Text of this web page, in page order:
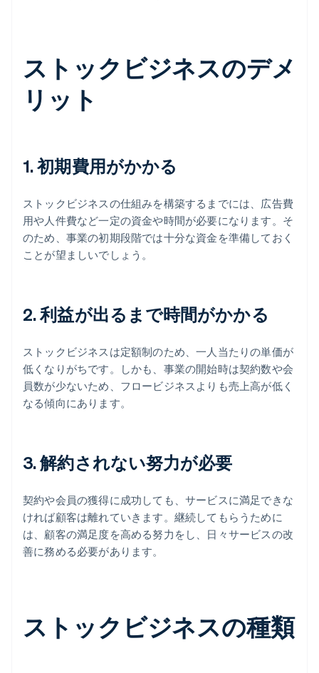
ストックビジネスのデメ
リット
1. 初期費用がかかる
ストックビジネスの仕組みを構築するまでには、広告費
用や人件費など一定の資金や時間が必要になります。そ
のため、事業の初期段階では十分な資金を準備しておく
ことが望ましいでしょう。
2. 利益が出るまで時間がかかる
ストックビジネスは定額制のため、一人当たりの単価が
低くなりがちです。しかも、事業の開始時は契約数や会
員数が少ないため、フロービジネスよりも売上高が低く
なる傾向にあります。
3. 解約されない努力が必要
契約や会員の獲得に成功しても、サービスに満足できな
ければ顧客は離れていきます。継続してもらうために
は、顧客の満足度を高める努力をし、日々サービスの改
善に務める必要があります。
ストックビジネスの種類